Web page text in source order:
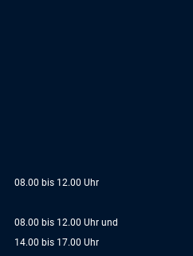
08.00 bis 12.00 Uhr
08.00 bis 12.00 Uhr und
14.00 bis 17.00 Uhr